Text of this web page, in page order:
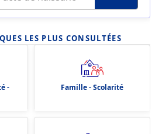
LES PLUS CONSULTÉES
-
Famille - Scolarité